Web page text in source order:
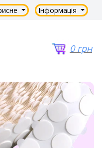
Інформація
0 грн